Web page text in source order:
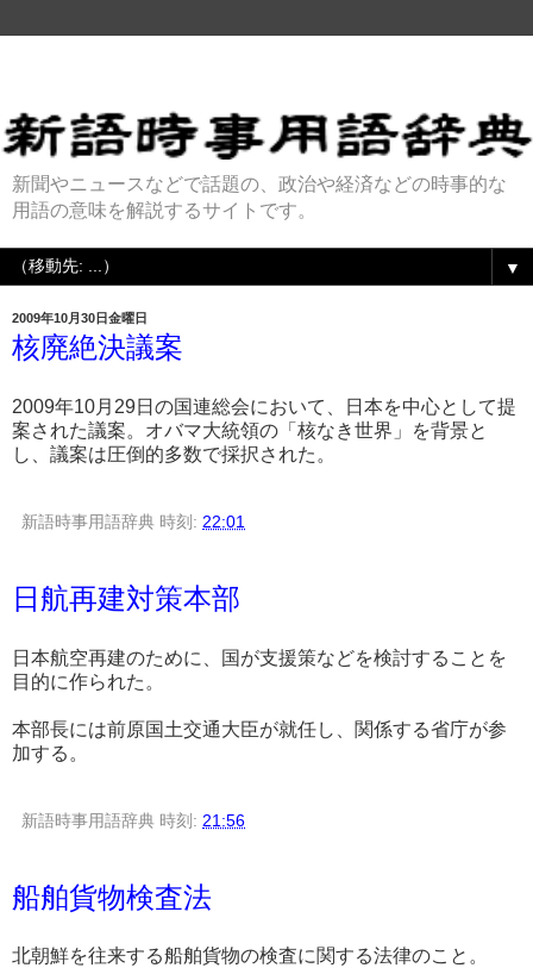
新聞やニュースなどで話題の、政治や経済などの時事的な
用語の意味を解説するサイトです。
▼
2009年10月30日金曜日
核廃絶決議案
2009年10月29日の国連総会において、日本を中心として提
案された議案。オバマ大統領の「核なき世界」を背景と
し、議案は圧倒的多数で採択された。
新語時事用語辞典 時刻: 22:01
日航再建対策本部
日本航空再建のために、国が支援策などを検討することを
目的に作られた。
本部長には前原国土交通大臣が就任し、関係する省庁が参
加する。
新語時事用語辞典 時刻: 21:56
船舶貨物検査法
北朝鮮を往来する船舶貨物の検査に関する法律のこと。